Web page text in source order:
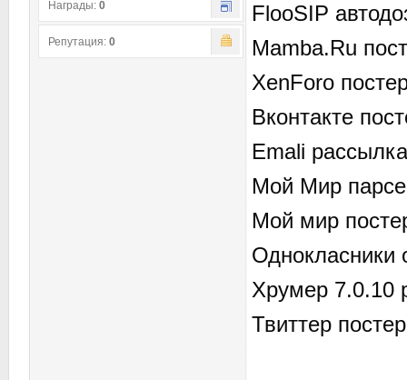
Награды: 0
Репутация: 0
FlooSIP
Mamba.Ru
XenForo
Вконтакте
Emali
Мой Мир
Мой мир
Однокласники
Хрумер 7.0.10
Твиттер